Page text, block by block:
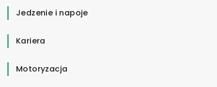
Jedzenie i napoje
Kariera
Motoryzacja